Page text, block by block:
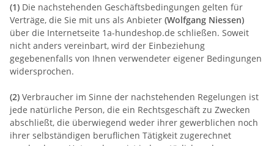
(1) Die nachstehenden Geschäftsbedingungen gelten für
Verträge, die Sie mit uns als Anbieter (Wolfgang Niessen)
über die Internetseite 1a-hundeshop.de schließen. Soweit
nicht anders vereinbart, wird der Einbeziehung
gegebenenfalls von Ihnen verwendeter eigener Bedingungen
widersprochen.
(2) Verbraucher im Sinne der nachstehenden Regelungen ist
jede natürliche Person, die ein Rechtsgeschäft zu Zwecken
abschließt, die überwiegend weder ihrer gewerblichen noch
ihrer selbständigen beruflichen Tätigkeit zugerechnet